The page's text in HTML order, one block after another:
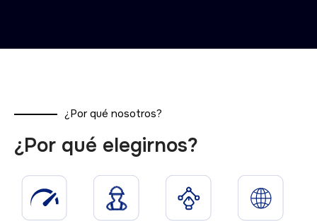
¿Por qué nosotros?
¿Por qué elegirnos?